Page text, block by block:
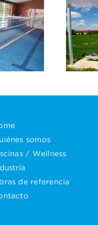
profunda
Nacional
de
Regadíos
somos
/ Wellness
de referencia